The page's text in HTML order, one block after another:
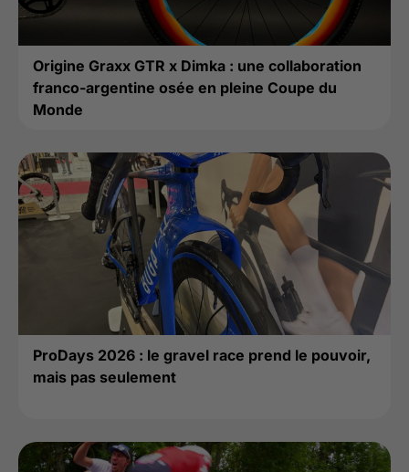
Origine Graxx GTR x Dimka : une collaboration
franco-argentine osée en pleine Coupe du
Monde
ProDays 2026 : le gravel race prend le pouvoir,
mais pas seulement